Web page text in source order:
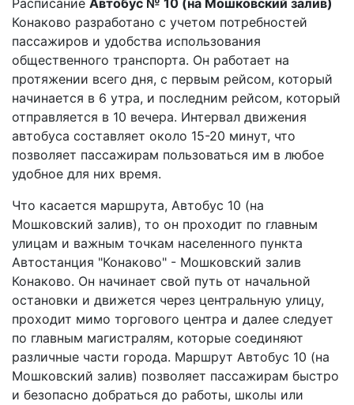
Расписание Автобус № 10 (на Мошковский залив)
Конаково разработано с учетом потребностей
пассажиров и удобства использования
общественного транспорта. Он работает на
протяжении всего дня, с первым рейсом, который
начинается в 6 утра, и последним рейсом, который
отправляется в 10 вечера. Интервал движения
автобуса составляет около 15-20 минут, что
позволяет пассажирам пользоваться им в любое
удобное для них время.
Что касается маршрута, Автобус 10 (на
Мошковский залив), то он проходит по главным
улицам и важным точкам населенного пункта
Автостанция "Конаково" - Мошковский залив
Конаково. Он начинает свой путь от начальной
остановки и движется через центральную улицу,
проходит мимо торгового центра и далее следует
по главным магистралям, которые соединяют
различные части города. Маршрут Автобус 10 (на
Мошковский залив) позволяет пассажирам быстро
и безопасно добраться до работы, школы или